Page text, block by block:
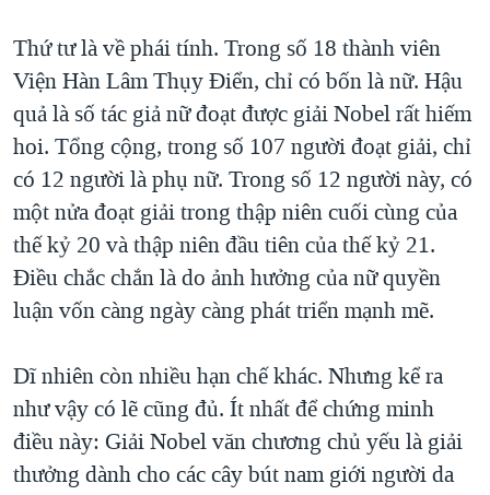
Thứ tư là về phái tính. Trong số 18 thành viên
Viện Hàn Lâm Thụy Điển, chỉ có bốn là nữ. Hậu
quả là số tác giả nữ đoạt được giải Nobel rất hiếm
hoi. Tổng cộng, trong số 107 người đoạt giải, chỉ
có 12 người là phụ nữ. Trong số 12 người này, có
một nửa đoạt giải trong thập niên cuối cùng của
thế kỷ 20 và thập niên đầu tiên của thế kỷ 21.
Điều chắc chắn là do ảnh hưởng của nữ quyền
luận vốn càng ngày càng phát triển mạnh mẽ.
Dĩ nhiên còn nhiều hạn chế khác. Nhưng kể ra
như vậy có lẽ cũng đủ. Ít nhất để chứng minh
điều này: Giải Nobel văn chương chủ yếu là giải
thưởng dành cho các cây bút nam giới người da